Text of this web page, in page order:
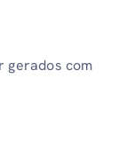
gerados com